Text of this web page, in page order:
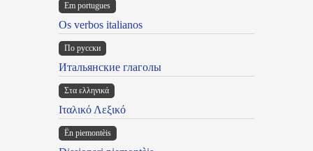
Em portugues
Os verbos italianos
По русски
Итальянские глаголы
Στα ελληνικά
Ιταλικό Λεξικό
Ën piemontèis